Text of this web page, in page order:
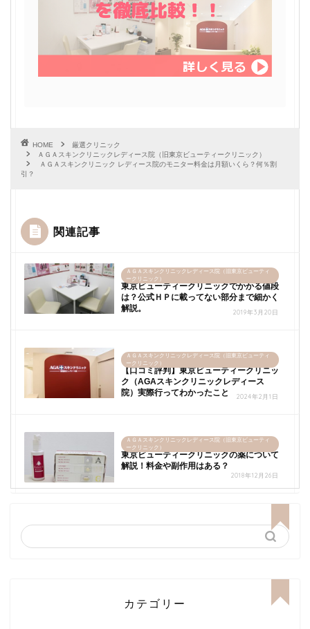
HOME
厳選クリニック
ＡＧＡスキンクリニックレディース院（旧東京ビューティークリニック）
ＡＧＡスキンクリニック レディース院のモニター料金は月額いくら？何％割
引？
関連記事
ＡＧＡスキンクリニックレディース院（旧東京ビューティ
ークリニック）
東京ビューティークリニックでかかる値段
は？公式ＨＰに載ってない部分まで細かく
解説。
2019年3月20日
ＡＧＡスキンクリニックレディース院（旧東京ビューティ
ークリニック）
【口コミ評判】東京ビューティークリニッ
ク（AGAスキンクリニックレディース
院）実際行ってわかったこと
2024年2月1日
ＡＧＡスキンクリニックレディース院（旧東京ビューティ
ークリニック）
東京ビューティークリニックの薬について
解説！料金や副作用はある？
2018年12月26日
カテゴリー